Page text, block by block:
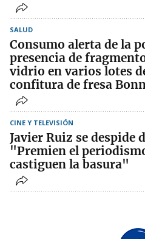
SALUD
Consumo alerta de la
presencia de
vidrio en varios lotes
confitura de fresa
CINE Y TELEVISIÓN
Javier Ruiz se despide
"Premien el
castiguen la basura"